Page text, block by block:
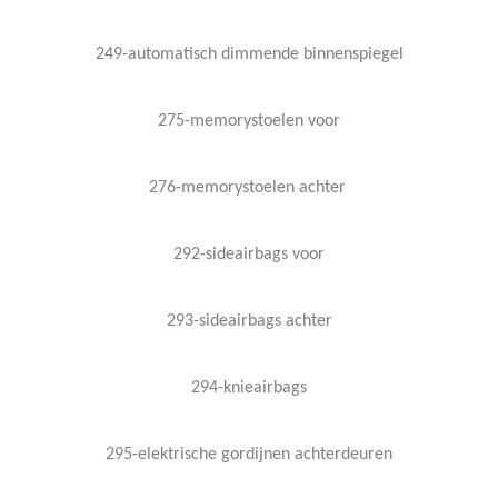
249-automatisch dimmende binnenspiegel
275-memorystoelen voor
276-memorystoelen achter
292-sideairbags voor
293-sideairbags achter
294-knieairbags
295-elektrische gordijnen achterdeuren